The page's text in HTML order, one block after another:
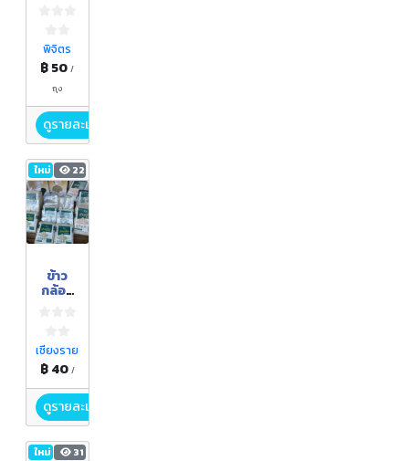
โอ๊ค"
พิจิตร
฿ 50/
ถุง
ดูรายละเอียด
ใหม่ 22
ข้าว
กล้อง
เชียงราย
฿ 40 /
ดูรายละเอียด
ใหม่ 31